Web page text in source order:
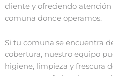
cliente y ofreciendo
comuna donde operamos.
Si tu comuna se encuentra
cobertura, nuestro equipo
higiene, limpieza y frescura